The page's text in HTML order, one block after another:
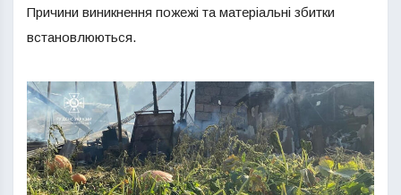
Причини виникнення пожежі та матеріальні збитки
встановлюються.